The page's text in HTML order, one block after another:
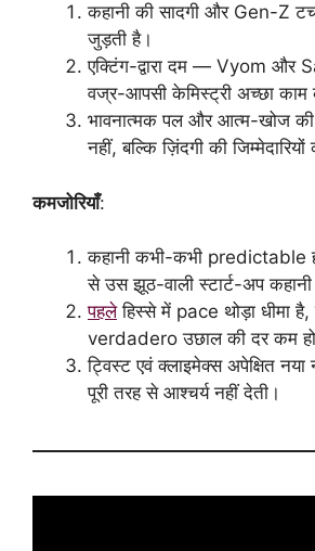
कहानी की सादगी और Gen-Z
जुड़ती है।
एक्टिंग-द्वारा दम — Vyom
वज्र-आपसी केमिस्ट्री अच्छा काम
भावनात्मक पल और आत्म-खोज की
नहीं, बल्कि ज़िंदगी की
कमजोरियाँ:
कहानी कभी-कभी predictable
से उस झूठ-वाली स्टार्ट-अप कहानी
पहलेहिस्से में pace थोड़ा धीमा
verdadero उछाल की दर कम
ट्विस्ट एवं क्लाइमेक्स अपेक्षित
पूरी तरह से आश्चर्य नहीं देती।